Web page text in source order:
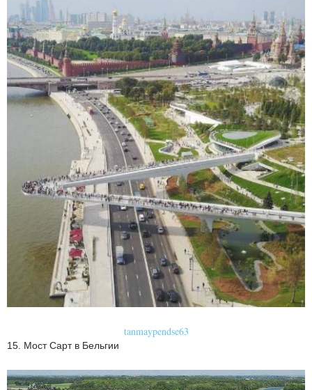
tanmaypendse63
15. Мост Сарт в Бельгии